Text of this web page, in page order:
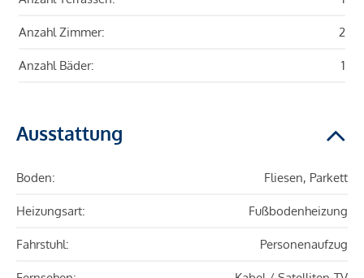
Anzahl Zimmer: 2
Anzahl Bäder: 1
Ausstattung
Boden: Fliesen, Parkett
Heizungsart: Fußbodenheizung
Fahrstuhl: Personenaufzug